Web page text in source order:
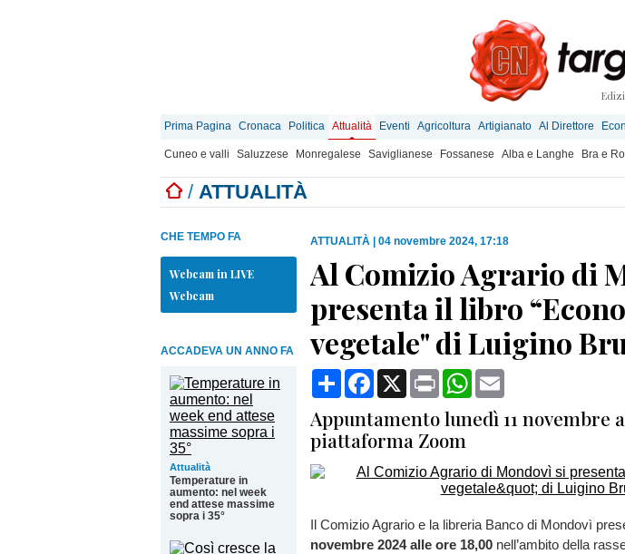
Prima Pagina Cronaca Politica Attualità Eventi Agricoltura Artigianato Al Direttore
Cuneo e valli Saluzzese Monregalese Saviglianese Fossanese Alba e Langhe Bra e
/ ATTUALITÀ
CHE TEMPO FA
Webcam in LIVE
Webcam
ACCADEVA UN ANNO FA
Attualità
Temperature in
aumento: nel week
end attese massime
sopra i 35°
ATTUALITÀ 04 novembre 2024, 17:18
Al Comizio Agrario di
presenta il libro
vegetale" di Luigino
CondividiFacebook
X Print WhatsApp
Appuntamento lunedì 11 novembre
piattaforma Zoom
Il Comizio Agrario e la libreria Banco di Mondovì
novembre 2024 alle ore 18,00 nell’ambito della